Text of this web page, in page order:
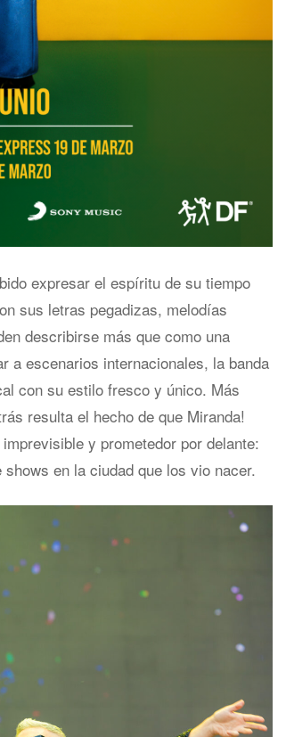
expresar el espíritu de su tiempo
sus letras pegadizas, melodías
describirse más que como una
a escenarios internacionales, la banda
con su estilo fresco y único. Más
resulta el hecho de que Miranda!
y prometedor por delante:
en la ciudad que los vio nacer.